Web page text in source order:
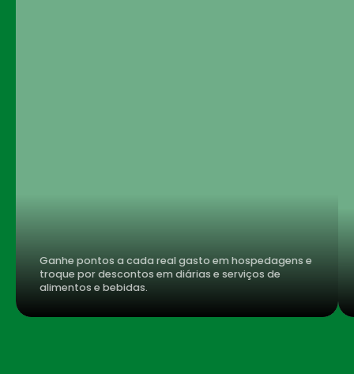
Ganhe pontos a cada real gasto em hospedagens e
troque por descontos em diárias e serviços de
alimentos e bebidas.